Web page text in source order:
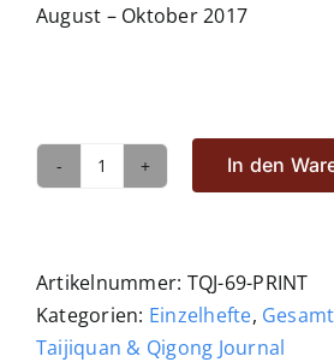
August – Oktober 2017
TQJ,
Ausgabe
3/2017
Menge
In den
Artikelnummer: TQJ-69-PRINT
Kategorien: Einzelhefte,
Taijiquan & Qigong Journal